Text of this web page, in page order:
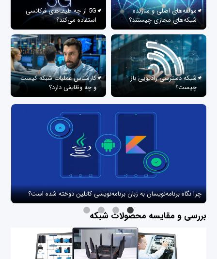
مولفه‌های اصلی و سازنده
شبکه‌های مجازی چیستند؟
5G از چه طیف‌های فرکانسی
استفاده می‌کند؟
شبکه دسترسی رادیویی باز
چیست؟
کارشناس عملیات شبکه کیست
و چه وظایفی دارد؟
چرا نگاه برنامه‌نویسان به زبان برنامه‌نویسی کاتلین دوخته شده است؟
بررسی و مقایسه محصولات شبکه